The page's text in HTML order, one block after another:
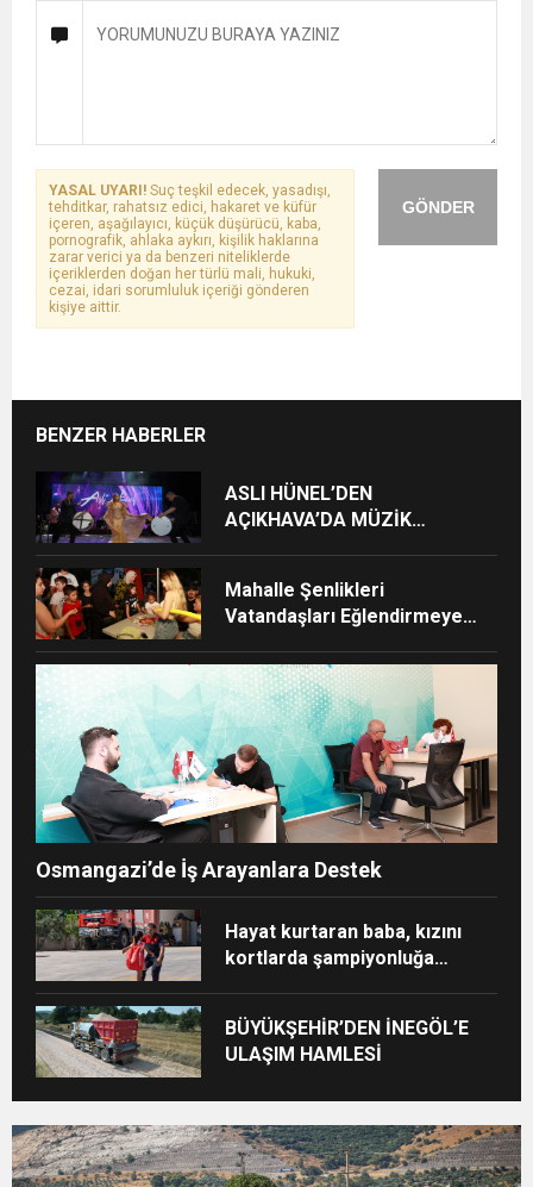
GÖNDER
YASAL UYARI! Suç teşkil edecek, yasadışı,
tehditkar, rahatsız edici, hakaret ve küfür
içeren, aşağılayıcı, küçük düşürücü, kaba,
pornografik, ahlaka aykırı, kişilik haklarına
zarar verici ya da benzeri niteliklerde
içeriklerden doğan her türlü mali, hukuki,
cezai, idari sorumluluk içeriği gönderen
kişiye aittir.
BENZER HABERLER
ASLI HÜNEL’DEN
AÇIKHAVA’DA MÜZİK
Mahalle Şenlikleri
Vatandaşları Eğlendirmeye
Osmangazi’de İş Arayanlara Destek
Hayat kurtaran baba, kızını
kortlarda şampiyonluğa
BÜYÜKŞEHİR’DEN İNEGÖL’E
ULAŞIM HAMLESİ